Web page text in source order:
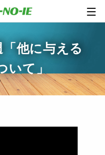
他に与える
いて」